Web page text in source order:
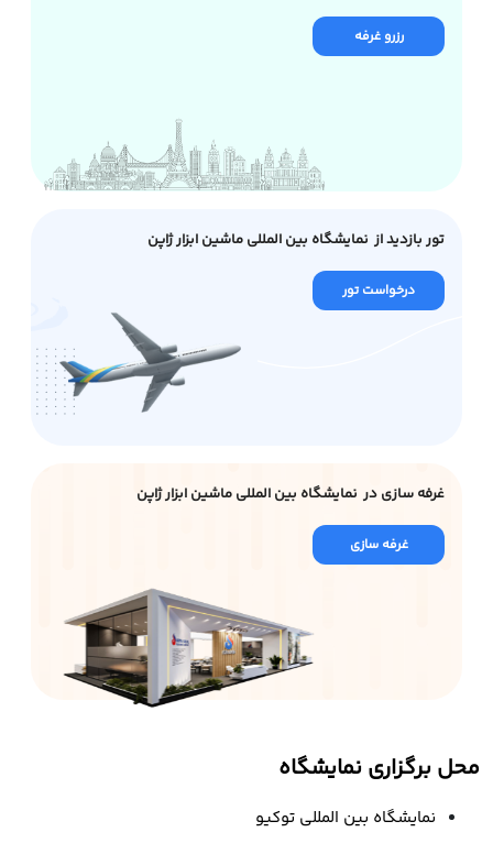
رزرو غرفه
تور بازدید از نمایشگاه بین المللی ماشین ابزار ژاپن
درخواست تور
غرفه سازی در نمایشگاه بین المللی ماشین ابزار ژاپن
غرفه سازی
محل برگزاری نمایشگاه
نمایشگاه بین المللی توکیو